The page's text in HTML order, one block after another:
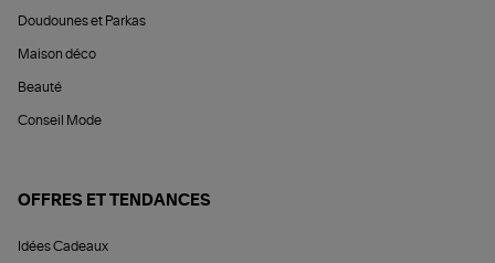
Doudounes et Parkas
Maison déco
Beauté
Conseil Mode
OFFRES ET TENDANCES
Idées Cadeaux